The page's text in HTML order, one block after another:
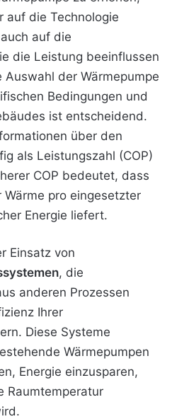
auf die Technologie
auf die
die Leistung beeinflussen
Auswahl der Wärmepumpe
Bedingungen und
ist entscheidend.
über den
als Leistungszahl (COP)
COP bedeutet, dass
Wärme pro eingesetzter
Energie liefert.
Einsatz von
, die
anderen Prozessen
Ihrer
Diese Systeme
Wärmepumpen
Energie einzusparen,
Raumtemperatur